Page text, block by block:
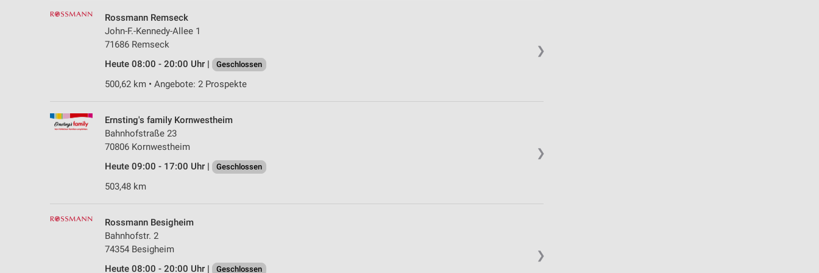
❯
Rossmann Remseck
John-F.-Kennedy-Allee 1
71686 Remseck
Heute 08:00 - 20:00 Uhr |
Geschlossen
500,62 km • Angebote: 2 Prospekte
❯
Ernsting's family Kornwestheim
Bahnhofstraße 23
70806 Kornwestheim
Heute 09:00 - 17:00 Uhr |
Geschlossen
503,48 km
❯
Rossmann Besigheim
Bahnhofstr. 2
74354 Besigheim
Heute 08:00 - 20:00 Uhr |
Geschlossen